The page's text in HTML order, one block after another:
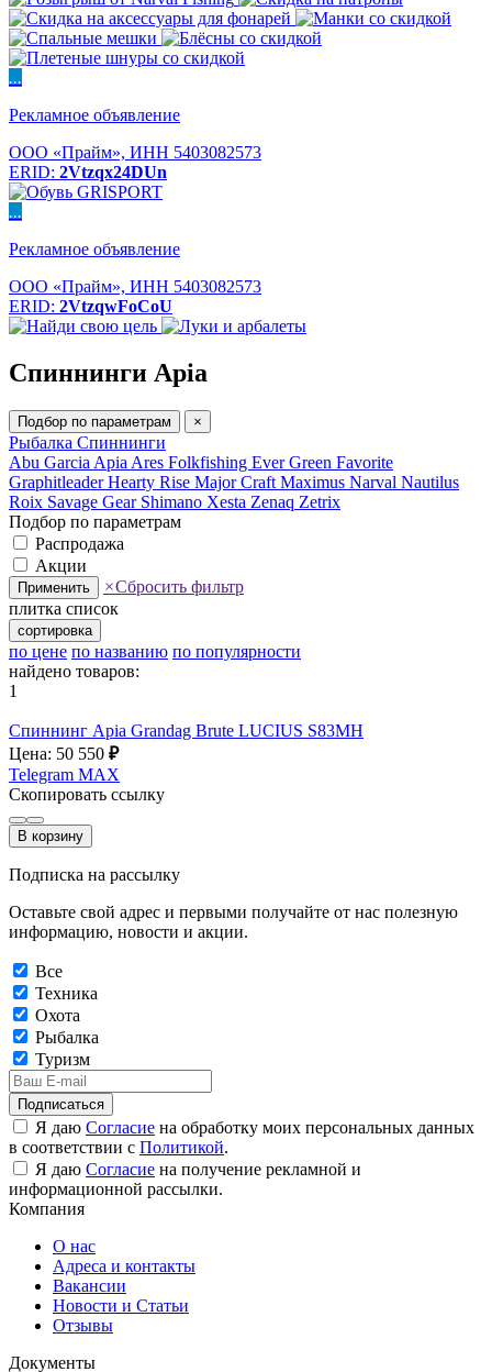
...
Рекламное объявление
ООО «Прайм», ИНН 5403082573
ERID: 2Vtzqx24DUn
...
Рекламное объявление
ООО «Прайм», ИНН 5403082573
ERID: 2VtzqwFoCoU
Спиннинги Apia
Подбор по параметрам ×
Рыбалка Спиннинги
Abu Garcia Apia Ares Folkfishing Ever Green Favorite
GraphitleaderHearty Rise Major Craft Maximus Narval Nautilus
Roix Savage Gear Shimano Xesta Zenaq Zetrix
Подбор по параметрам
Распродажа
Акции
Применить ×Сбросить фильтр
плитка список
сортировка
по цене по названию по популярности
найдено товаров:
1
Спиннинг Apia Grandag Brute LUCIUS S83MH
Цена: 50 550 ₽
Telegram MAX
Скопировать ссылку
В корзину
Подписка на рассылку
Оставьте свой адрес и первыми получайте от нас полезную
информацию, новости и акции.
Все
Техника
Охота
Рыбалка
Туризм
Подписаться
Я даю Согласие на обработку моих персональных данных
в соответствии с Политикой.
Я даю Согласие на получение рекламной и
информационной рассылки.
Компания
О нас
Адреса и контакты
Вакансии
Новости и Статьи
Отзывы
Документы